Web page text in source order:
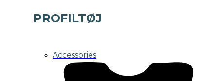
PROFILTØJ
Accessories